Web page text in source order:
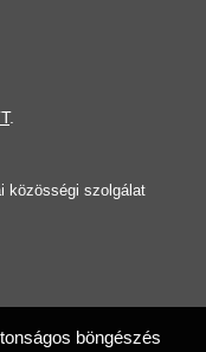
.
közösségi szolgálat
böngészés